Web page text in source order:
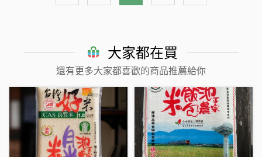
大家都在買
還有更多大家都喜歡的商品推薦給你